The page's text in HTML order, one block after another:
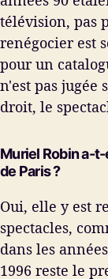
télévision, pas
renégocier est
pour un
n'est pas jugée
droit, le
Muriel Robin a-
de Paris ?
Oui, elle y est
spectacles,
dans les
1996 reste le